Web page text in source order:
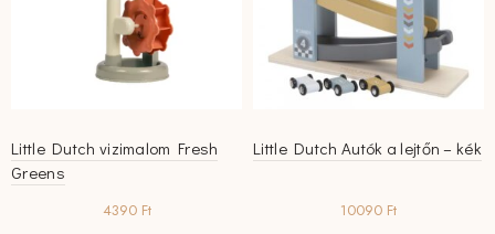
Little Dutch vizimalom Fresh
Greens
4390 Ft
Little Dutch Autók a lejtőn – kék
10090 Ft